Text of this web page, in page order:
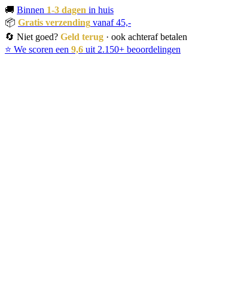
🚚 Binnen 1-3 dagen in huis
📦 Gratis verzending vanaf 45,-
🔄 Niet goed? Geld terug · ook achteraf betalen
⭐ We scoren een 9,6 uit 2.150+ beoordelingen